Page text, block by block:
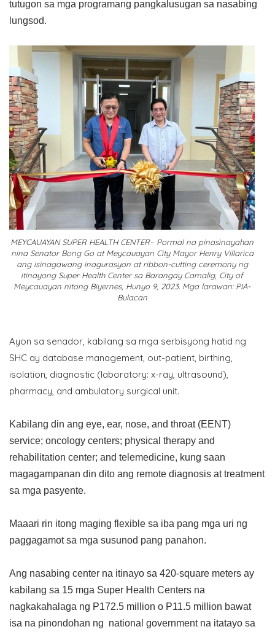
tutugon sa mga programang pangkalusugan sa nasabing
lungsod.
MEYCAUAYAN SUPER HEALTH CENTER– Pormal na pinasinayahan
nina Senator Bong Go at Meycauayan City Mayor Henry Villarica
ang isinagawang inagurasyon at ribbon-cutting ceremony ng
itinayong Super Health Center sa Barangay Camalig, City of
Meycauayan nitong Biyernes, Hunyo 9, 2023. Mga larawan: PIA-
Bulacan
Ayon sa senador, kabilang sa mga serbisyong hatid ng
SHC ay database management, out-patient, birthing,
isolation, diagnostic (laboratory: x-ray, ultrasound),
pharmacy, and ambulatory surgical unit.
Kabilang din ang eye, ear, nose, and throat (EENT)
service; oncology centers; physical therapy and
rehabilitation center; and telemedicine, kung saan
magagampanan din dito ang remote diagnosis at treatment
sa mga pasyente.
Maaari rin itong maging flexible sa iba pang mga uri ng
paggagamot sa mga susunod pang panahon.
Ang nasabing center na itinayo sa 420-square meters ay
kabilang sa 15 mga Super Health Centers na
nagkakahalaga ng P172.5 million o P11.5 million bawat
isa na pinondohan ng national government na itatayo sa